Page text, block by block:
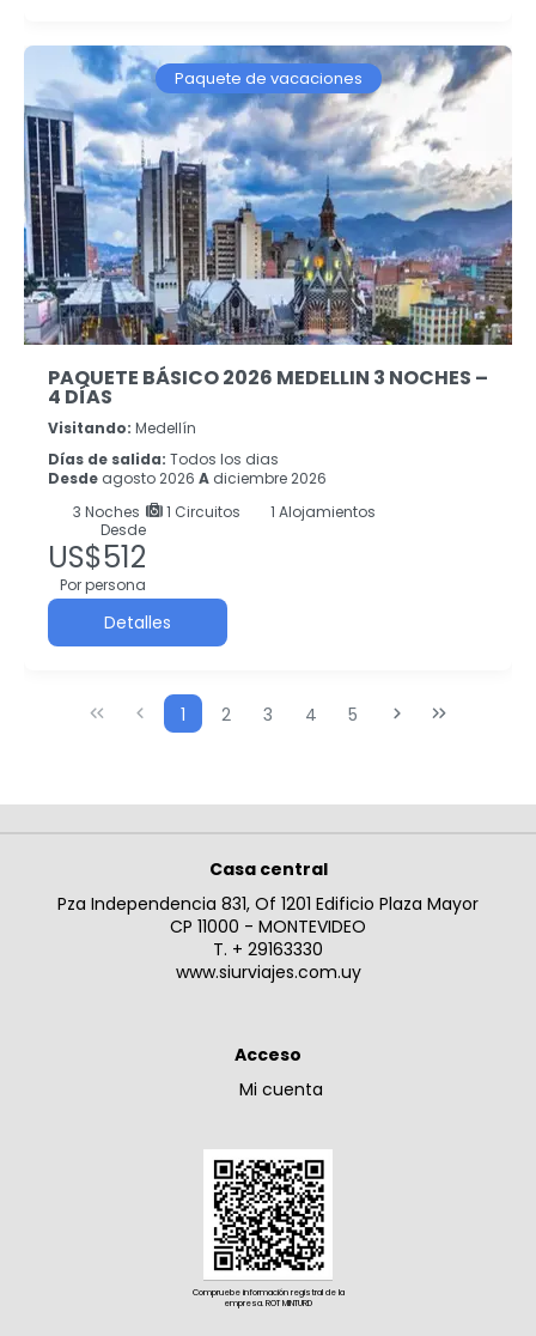
Paquete de vacaciones
PAQUETE BÁSICO 2026 MEDELLIN 3 NOCHES –
4 DÍAS
Visitando: Medellín
Días de salida: Todos los dias
Desde agosto 2026 A diciembre 2026
3 Noches 1 Circuitos
1 Alojamientos
Desde
US$512
Por persona
Detalles
1 2 3 4 5
Casa central
Pza Independencia 831, Of 1201 Edificio Plaza Mayor
CP 11000 - MONTEVIDEO
T. + 29163330
www.siurviajes.com.uy
Acceso
Mi cuenta
Compruebe información registral de la
empresa. ROT MINTURD